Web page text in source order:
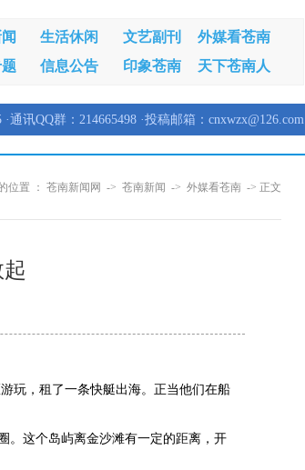
生活休闲 文艺副刊
外媒看苍南
信息公告 印象苍南 天下苍南人
·通讯QQ群：214665498 ·投稿邮箱：cnxwzx@126.com
位置 ： 苍南新闻网 -> 苍南新闻 -> 外媒看苍南 -> 正文
玩，租了一条快艇出海。正当他们在船
。这个岛屿离金沙滩有一定的距离，开